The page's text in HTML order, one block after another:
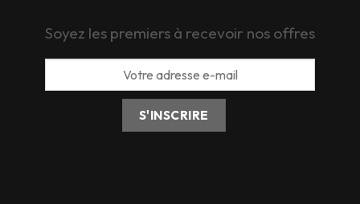
Soyez les premiers à recevoir nos offres